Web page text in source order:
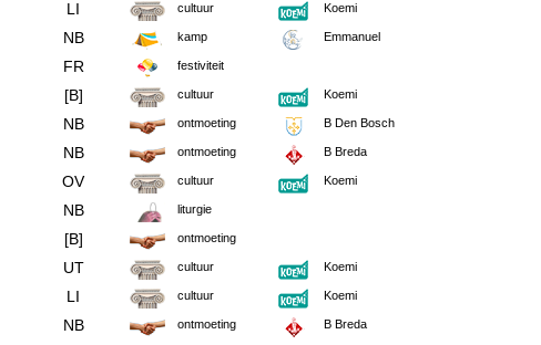
LI cultuur Koemi
NB kamp Emmanuel
FR festiviteit
[B] cultuur Koemi
NB ontmoeting B Den Bosch
NB ontmoeting B Breda
OV cultuur Koemi
NB liturgie
[B] ontmoeting
UT cultuur Koemi
LI cultuur Koemi
NB ontmoeting B Breda